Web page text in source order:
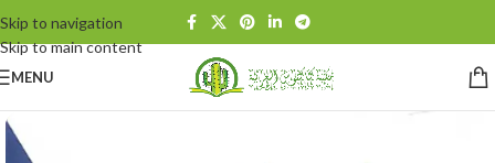
Skip to navigation
Skip to main content
MENU